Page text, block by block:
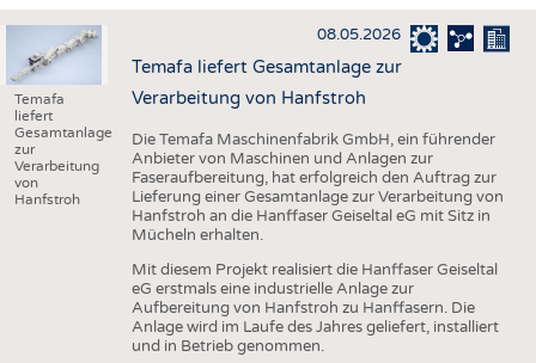
HAUS- UND HEIMTEXTILIEN
BEKLEIDUNG
TESTS
BUSINESS
UNTERNEHMEN
AUSSCHREIBUNGEN
DTV AUSSCHREIBUNGSDIENST
STATISTICS
DAUNENCHECK
ADRESSEN & LINKS
TERMINE
BRANCHENTERMINE
Temafa
liefert
Gesamtanlage
zur
Verarbeitung
von
Hanfstroh
08.05.2026
Temafa liefert Gesamtanlage zur
Verarbeitung von Hanfstroh
Die Temafa Maschinenfabrik GmbH, ein führender
Anbieter von Maschinen und Anlagen zur
Faseraufbereitung, hat erfolgreich den Auftrag zur
Lieferung einer Gesamtanlage zur Verarbeitung von
Hanfstroh an die Hanffaser Geiseltal eG mit Sitz in
Mücheln erhalten.
Mit diesem Projekt realisiert die Hanffaser Geiseltal
eG erstmals eine industrielle Anlage zur
Aufbereitung von Hanfstroh zu Hanffasern. Die
Anlage wird im Laufe des Jahres geliefert, installiert
und in Betrieb genommen.